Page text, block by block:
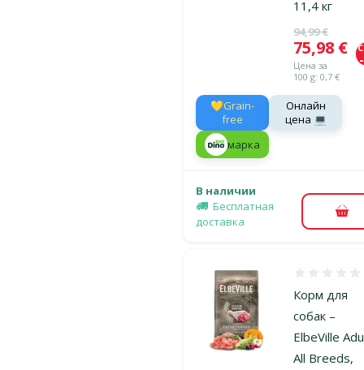
11,4 кг
Исходная
94,99 €
Цена
75,98 €
Цена за
100 g: 0,7 €
💛Grain-
free
Онлайн
цена 💻
марка
В наличии
Бесплатная
доставка
В
Корм для
собак –
ElbeVille
All Breeds,